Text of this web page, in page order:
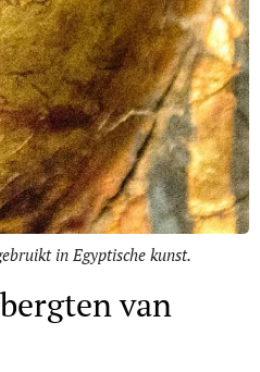
in Egyptische kunst.
van